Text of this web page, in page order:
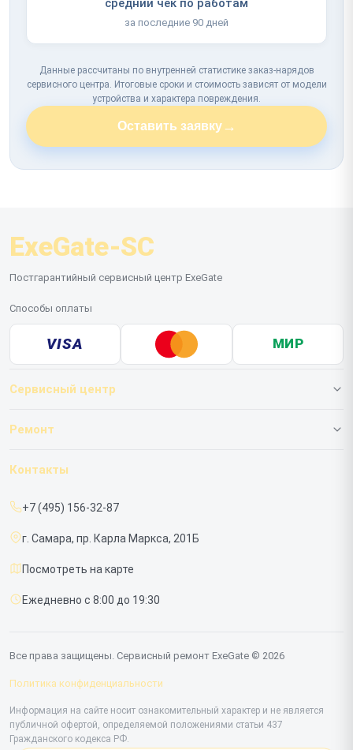
за последние 90 дней
Данные рассчитаны по внутренней статистике заказ-нарядов
сервисного центра. Итоговые сроки и стоимость зависят от модели
устройства и характера повреждения.
Оставить заявку→
ExeGate-SC
Постгарантийный сервисный центр ExeGate
Способы оплаты
VISA МИР
Сервисный центр
О нашем сервисе
Срочный ремонт
Доставка и способы оплаты
Диагностика
Контакты
Ремонт
ИБП
Контакты
+7 (495) 156-32-87
г. Самара, пр. Карла Маркса, 201Б
Посмотреть на карте
Ежедневно с 8:00 до 19:30
Все права защищены. Сервисный ремонт ExeGate © 2026
Политика конфиденциальности
Информация на сайте носит ознакомительный характер и не является
публичной офертой, определяемой положениями статьи 437
Гражданского кодекса РФ.